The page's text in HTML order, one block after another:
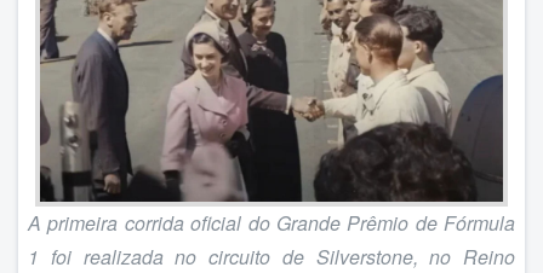
A primeira corrida oficial do Grande Prêmio de Fórmula
1 foi realizada no circuito de Silverstone, no Reino